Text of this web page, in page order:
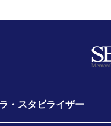
・スタビライザー